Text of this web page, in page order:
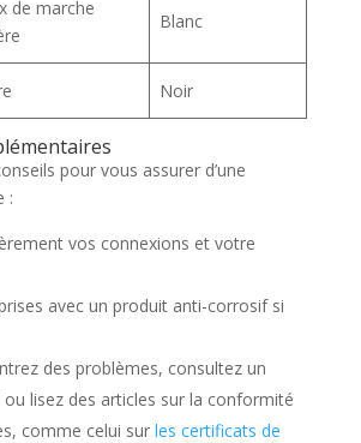
de marche
Blanc
Noir
pour vous assurer d’une
:
vos connexions et votre
avec un produit anti-corrosif si
des problèmes, consultez un
lisez des articles sur la conformité
comme celui sur les certificats de